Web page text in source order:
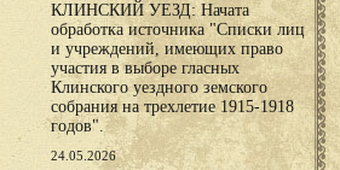
КЛИНСКИЙ УЕЗД: Начата
обработка источника "Списки лиц
и учреждений, имеющих право
участия в выборе гласных
Клинского уездного земского
собрания на трехлетие 1915-1918
годов".
24.05.2026